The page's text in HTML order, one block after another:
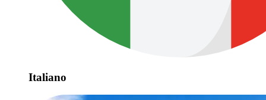
Italiano